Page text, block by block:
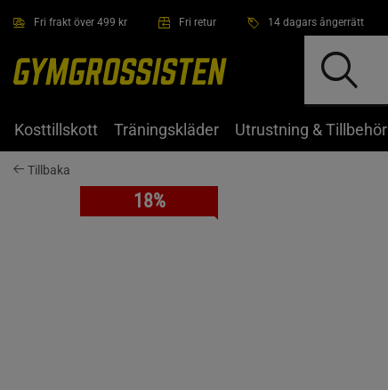
Fri frakt över 499 kr Fri retur 14 dagars ångerrätt
Kosttillskott Träningskläder Utrustning & Tillbehör
Tillbaka
18%